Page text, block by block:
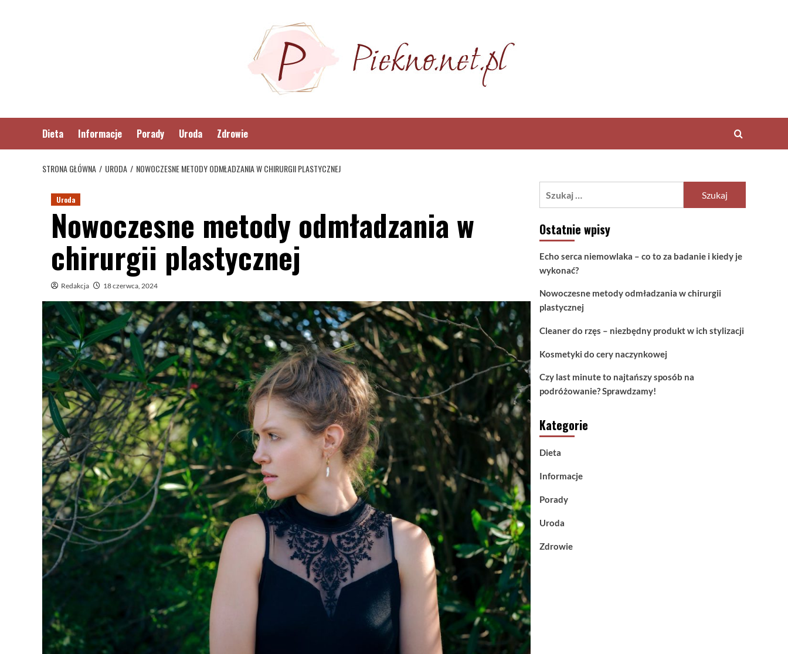
Dieta Informacje Porady Uroda Zdrowie
STRONA GŁÓWNA URODA NOWOCZESNE METODY ODMŁADZANIA W CHIRURGII PLASTYCZNEJ
Uroda
Nowoczesne metody odmładzania w
chirurgii plastycznej
Redakcja 18 czerwca, 2024
Ostatnie wpisy
Echo serca niemowlaka – co to za badanie i kiedy je
wykonać?
Nowoczesne metody odmładzania w chirurgii
plastycznej
Cleaner do rzęs – niezbędny produkt w ich stylizacji
Kosmetyki do cery naczynkowej
Czy last minute to najtańszy sposób na
podróżowanie? Sprawdzamy!
Kategorie
Dieta
Informacje
Porady
Uroda
Zdrowie